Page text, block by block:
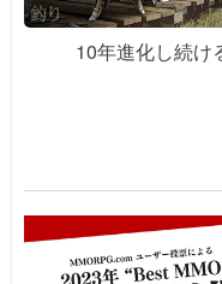
10年進化し続ける